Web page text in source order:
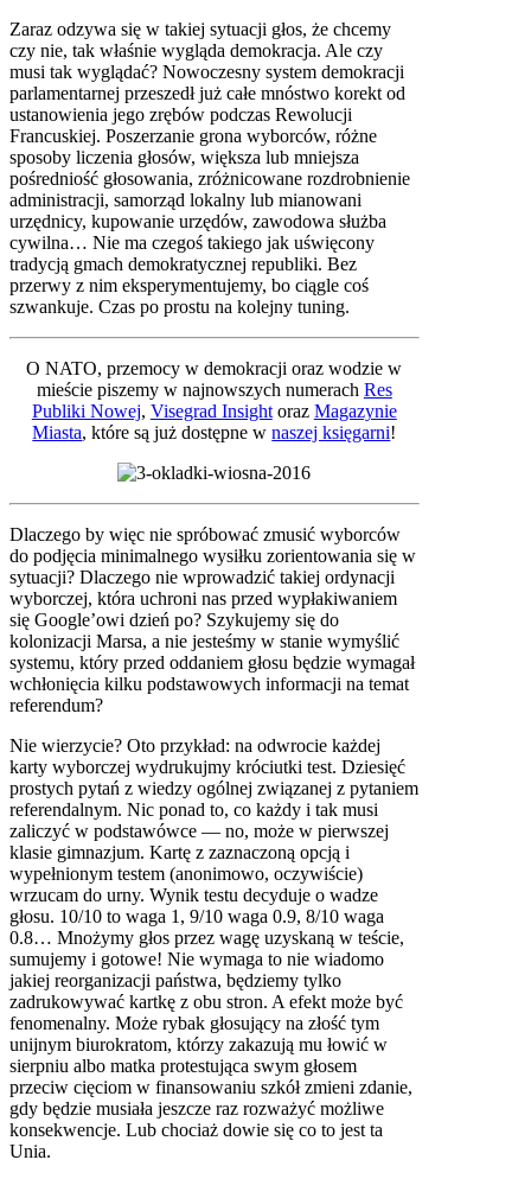
Zaraz odzywa się w takiej sytuacji głos, że chcemy
czy nie, tak właśnie wygląda demokracja. Ale czy
musi tak wyglądać? Nowoczesny system demokracji
parlamentarnej przeszedł już całe mnóstwo korekt od
ustanowienia jego zrębów podczas Rewolucji
Francuskiej. Poszerzanie grona wyborców, różne
sposoby liczenia głosów, większa lub mniejsza
pośredniość głosowania, zróżnicowane rozdrobnienie
administracji, samorząd lokalny lub mianowani
urzędnicy, kupowanie urzędów, zawodowa służba
cywilna… Nie ma czegoś takiego jak uświęcony
tradycją gmach demokratycznej republiki. Bez
przerwy z nim eksperymentujemy, bo ciągle coś
szwankuje. Czas po prostu na kolejny tuning.
O NATO, przemocy w demokracji oraz wodzie w
mieście piszemy w najnowszych numerach Res
Publiki Nowej, Visegrad Insightoraz Magazynie
Miasta, które są już dostępne wnaszej księgarni!
Dlaczego by więc nie spróbować zmusić wyborców
do podjęcia minimalnego wysiłku zorientowania się w
sytuacji? Dlaczego nie wprowadzić takiej ordynacji
wyborczej, która uchroni nas przed wypłakiwaniem
się Google’owi dzień po? Szykujemy się do
kolonizacji Marsa, a nie jesteśmy w stanie wymyślić
systemu, który przed oddaniem głosu będzie wymagał
wchłonięcia kilku podstawowych informacji na temat
referendum?
Nie wierzycie? Oto przykład: na odwrocie każdej
karty wyborczej wydrukujmy króciutki test. Dziesięć
prostych pytań z wiedzy ogólnej związanej z pytaniem
referendalnym. Nic ponad to, co każdy i tak musi
zaliczyć w podstawówce — no, może w pierwszej
klasie gimnazjum. Kartę z zaznaczoną opcją i
wypełnionym testem (anonimowo, oczywiście)
wrzucam do urny. Wynik testu decyduje o wadze
głosu. 10/10 to waga 1, 9/10 waga 0.9, 8/10 waga
0.8… Mnożymy głos przez wagę uzyskaną w teście,
sumujemy i gotowe! Nie wymaga to nie wiadomo
jakiej reorganizacji państwa, będziemy tylko
zadrukowywać kartkę z obu stron. A efekt może być
fenomenalny. Może rybak głosujący na złość tym
unijnym biurokratom, którzy zakazują mu łowić w
sierpniu albo matka protestująca swym głosem
przeciw cięciom w finansowaniu szkół zmieni zdanie,
gdy będzie musiała jeszcze raz rozważyć możliwe
konsekwencje. Lub chociaż dowie się co to jest ta
Unia.